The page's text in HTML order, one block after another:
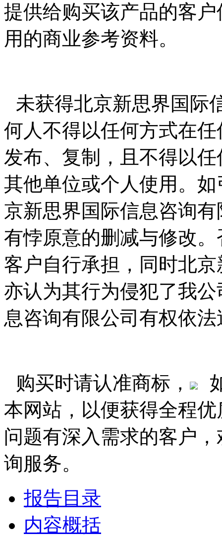
提供给购买该产品的客
用的商业参考资料。
未获得北京新思界国际
何人不得以任何方式在
发布、复制，且不得以
其他单位或个人使用。
京新思界国际信息咨询
有悖原意的删减与修改
客户自行承担，同时北
亦认为其行为侵犯了我
息咨询有限公司有权依
购买时请认准商标，
本网站，以便获得全程
问题有深入需求的客户
询服务。
报告目录
内容概括